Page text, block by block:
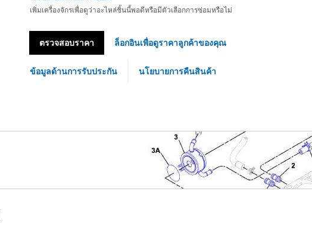
เพิ่มเครื่องจักรเพื่อดูว่าอะไหล่ชิ้นนี้พอดีหรือมีตัวเลือกการซ่อมหรือไม่
ตรวจสอบราคา ล็อกอินเพื่อดูราคาลูกค้าของคุณ
ข้อมูลด้านการรับประกัน นโยบายการคืนสินค้า